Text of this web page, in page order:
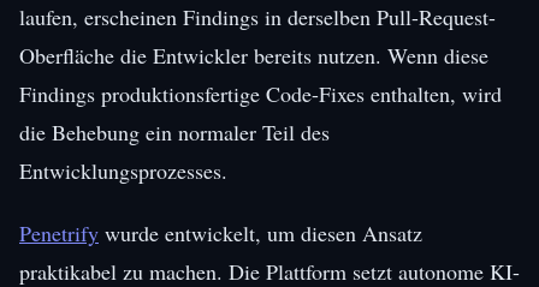
laufen, erscheinen Findings in derselben Pull-Request-
Oberfläche die Entwickler bereits nutzen. Wenn diese
Findings produktionsfertige Code-Fixes enthalten, wird
die Behebung ein normaler Teil des
Entwicklungsprozesses.
Penetrify wurde entwickelt, um diesen Ansatz
praktikabel zu machen. Die Plattform setzt autonome KI-